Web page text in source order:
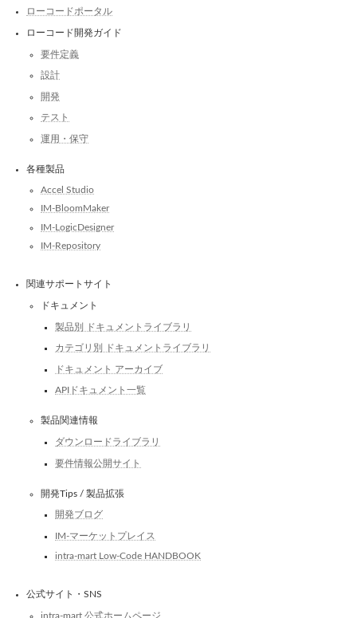
ローコードポータル
ローコード開発ガイド
要件定義
設計
開発
テスト
運用・保守
各種製品
Accel Studio
IM-BloomMaker
IM-LogicDesigner
IM-Repository
関連サポートサイト
ドキュメント
製品別 ドキュメントライブラリ
カテゴリ別 ドキュメントライブラリ
ドキュメント アーカイブ
APIドキュメント一覧
製品関連情報
ダウンロードライブラリ
要件情報公開サイト
開発Tips / 製品拡張
開発ブログ
IM-マーケットプレイス
intra-mart Low-Code HANDBOOK
公式サイト・SNS
intra-mart 公式ホームページ